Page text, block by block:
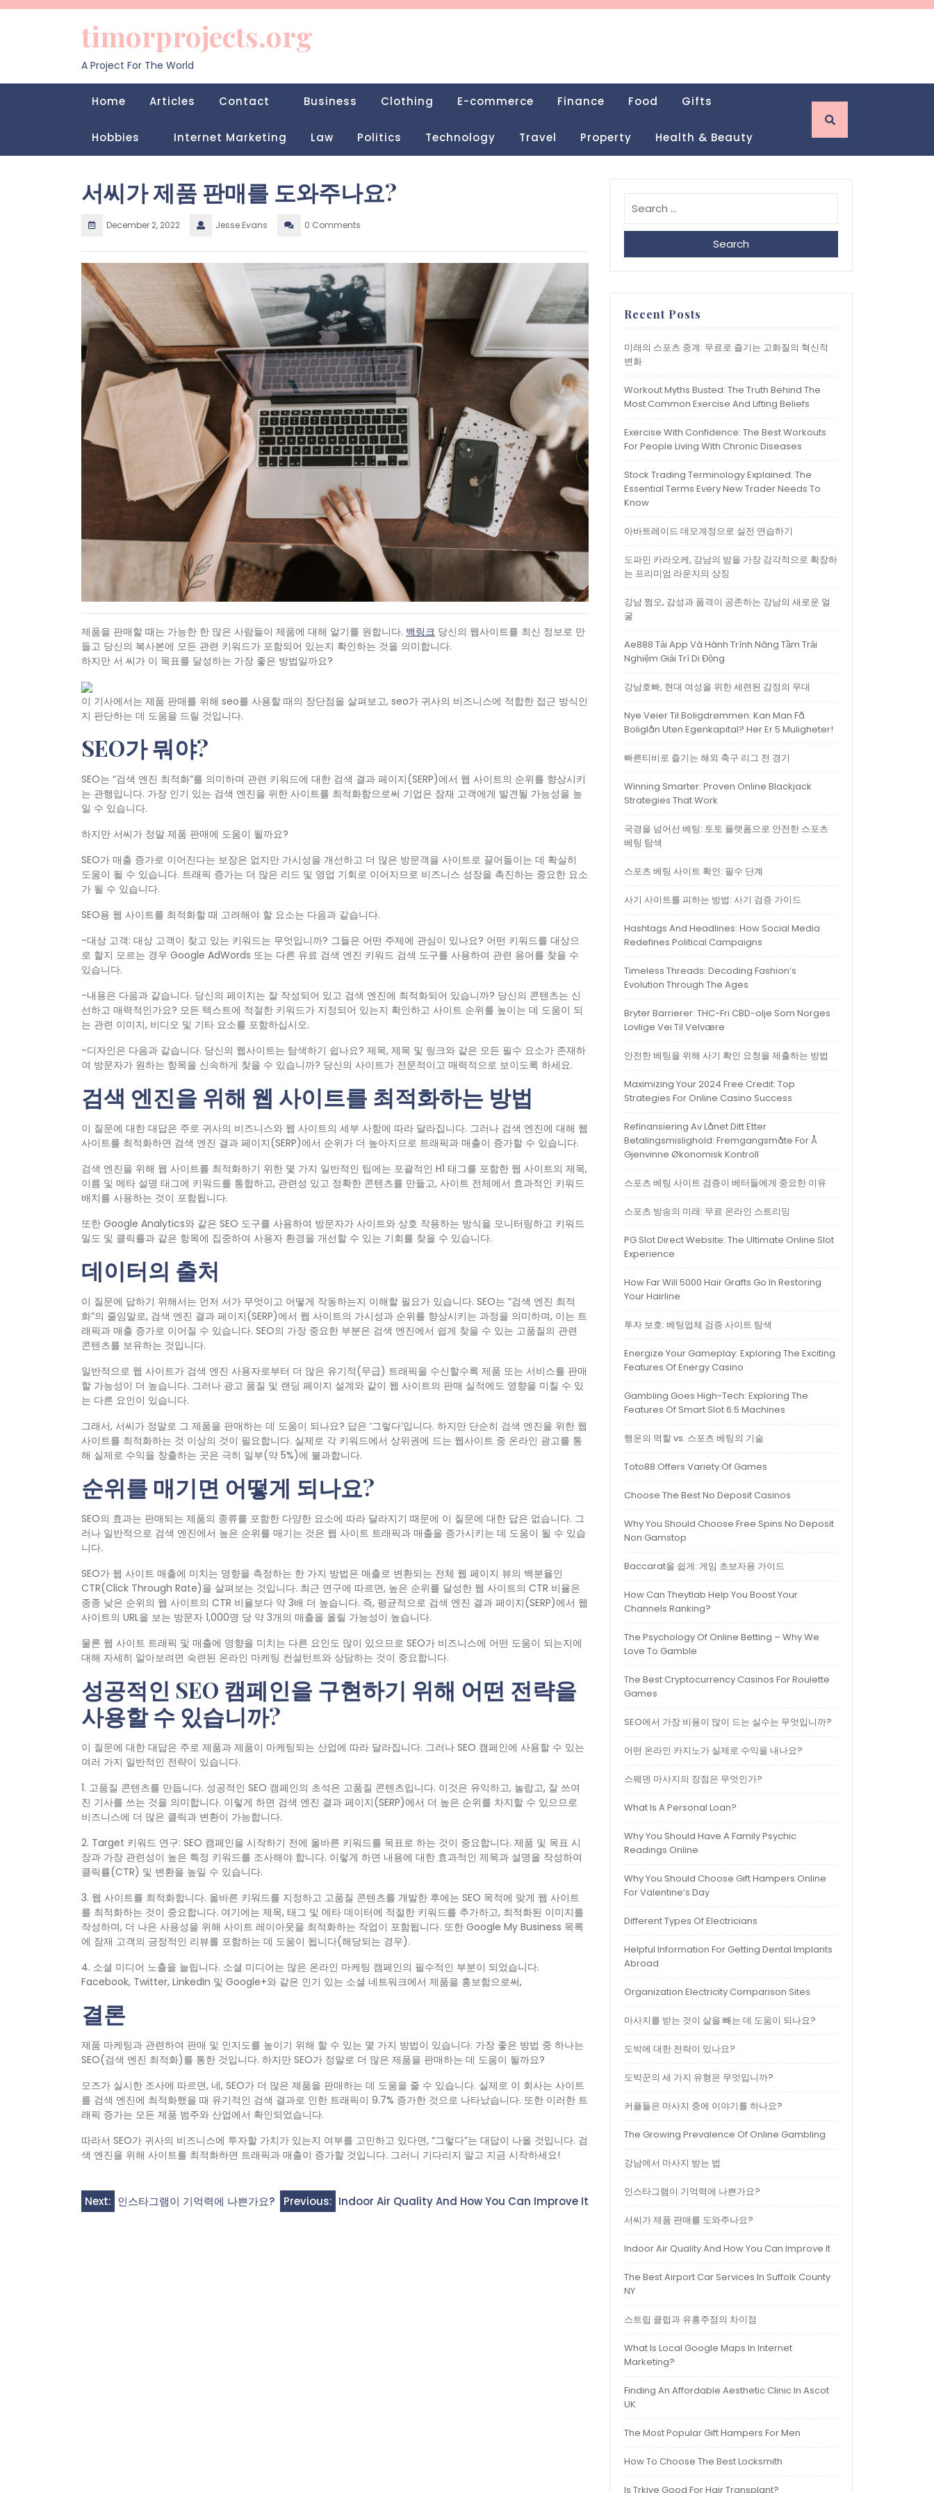
Skip
timorprojects.org
A Project For The World
Home Articles Contact Business Clothing E-commerce Finance Food Gifts
Hobbies Internet Marketing Law Politics Technology Travel Property Health & Beauty
서씨가 제품 판매를 도와주나요?
December 2, 2022 Jesse Evans 0 Comments
제품을 판매할 때는 가능한 한 많은 사람들이 제품에 대해 알기를 원합니다. 백링크 당신의 웹사이트를 최신 정보로 만
들고 당신의 복사본에 모든 관련 키워드가 포함되어 있는지 확인하는 것을 의미합니다.
하지만 서 씨가 이 목표를 달성하는 가장 좋은 방법일까요?
이 기사에서는 제품 판매를 위해 seo를 사용할 때의 장단점을 살펴보고, seo가 귀사의 비즈니스에 적합한 접근 방식인
지 판단하는 데 도움을 드릴 것입니다.
SEO가 뭐야?
SEO는 “검색 엔진 최적화”를 의미하며 관련 키워드에 대한 검색 결과 페이지(SERP)에서 웹 사이트의 순위를 향상시키
는 관행입니다. 가장 인기 있는 검색 엔진을 위한 사이트를 최적화함으로써 기업은 잠재 고객에게 발견될 가능성을 높
일 수 있습니다.
하지만 서씨가 정말 제품 판매에 도움이 될까요?
SEO가 매출 증가로 이어진다는 보장은 없지만 가시성을 개선하고 더 많은 방문객을 사이트로 끌어들이는 데 확실히
도움이 될 수 있습니다. 트래픽 증가는 더 많은 리드 및 영업 기회로 이어지므로 비즈니스 성장을 촉진하는 중요한 요소
가 될 수 있습니다.
SEO용 웹 사이트를 최적화할 때 고려해야 할 요소는 다음과 같습니다.
-대상 고객: 대상 고객이 찾고 있는 키워드는 무엇입니까? 그들은 어떤 주제에 관심이 있나요? 어떤 키워드를 대상으
로 할지 모르는 경우 Google AdWords 또는 다른 유료 검색 엔진 키워드 검색 도구를 사용하여 관련 용어를 찾을 수
있습니다.
-내용은 다음과 같습니다. 당신의 페이지는 잘 작성되어 있고 검색 엔진에 최적화되어 있습니까? 당신의 콘텐츠는 신
선하고 매력적인가요? 모든 텍스트에 적절한 키워드가 지정되어 있는지 확인하고 사이트 순위를 높이는 데 도움이 되
는 관련 이미지, 비디오 및 기타 요소를 포함하십시오.
-디자인은 다음과 같습니다. 당신의 웹사이트는 탐색하기 쉽나요? 제목, 제목 및 링크와 같은 모든 필수 요소가 존재하
여 방문자가 원하는 항목을 신속하게 찾을 수 있습니까? 당신의 사이트가 전문적이고 매력적으로 보이도록 하세요.
검색 엔진을 위해 웹 사이트를 최적화하는 방법
이 질문에 대한 대답은 주로 귀사의 비즈니스와 웹 사이트의 세부 사항에 따라 달라집니다. 그러나 검색 엔진에 대해 웹
사이트를 최적화하면 검색 엔진 결과 페이지(SERP)에서 순위가 더 높아지므로 트래픽과 매출이 증가할 수 있습니다.
검색 엔진을 위해 웹 사이트를 최적화하기 위한 몇 가지 일반적인 팁에는 포괄적인 H1 태그를 포함한 웹 사이트의 제목,
이름 및 메타 설명 태그에 키워드를 통합하고, 관련성 있고 정확한 콘텐츠를 만들고, 사이트 전체에서 효과적인 키워드
배치를 사용하는 것이 포함됩니다.
또한 Google Analytics와 같은 SEO 도구를 사용하여 방문자가 사이트와 상호 작용하는 방식을 모니터링하고 키워드
밀도 및 클릭률과 같은 항목에 집중하여 사용자 환경을 개선할 수 있는 기회를 찾을 수 있습니다.
데이터의 출처
이 질문에 답하기 위해서는 먼저 서가 무엇이고 어떻게 작동하는지 이해할 필요가 있습니다. SEO는 “검색 엔진 최적
화”의 줄임말로, 검색 엔진 결과 페이지(SERP)에서 웹 사이트의 가시성과 순위를 향상시키는 과정을 의미하며, 이는 트
래픽과 매출 증가로 이어질 수 있습니다. SEO의 가장 중요한 부분은 검색 엔진에서 쉽게 찾을 수 있는 고품질의 관련
콘텐츠를 보유하는 것입니다.
일반적으로 웹 사이트가 검색 엔진 사용자로부터 더 많은 유기적(무급) 트래픽을 수신할수록 제품 또는 서비스를 판매
할 가능성이 더 높습니다. 그러나 광고 품질 및 랜딩 페이지 설계와 같이 웹 사이트의 판매 실적에도 영향을 미칠 수 있
는 다른 요인이 있습니다.
그래서, 서씨가 정말로 그 제품을 판매하는 데 도움이 되나요? 답은 ‘그렇다’입니다. 하지만 단순히 검색 엔진을 위한 웹
사이트를 최적화하는 것 이상의 것이 필요합니다. 실제로 각 키워드에서 상위권에 드는 웹사이트 중 온라인 광고를 통
해 실제로 수익을 창출하는 곳은 극히 일부(약 5%)에 불과합니다.
순위를 매기면 어떻게 되나요?
SEO의 효과는 판매되는 제품의 종류를 포함한 다양한 요소에 따라 달라지기 때문에 이 질문에 대한 답은 없습니다. 그
러나 일반적으로 검색 엔진에서 높은 순위를 매기는 것은 웹 사이트 트래픽과 매출을 증가시키는 데 도움이 될 수 있습
니다.
SEO가 웹 사이트 매출에 미치는 영향을 측정하는 한 가지 방법은 매출로 변환되는 전체 웹 페이지 뷰의 백분율인
CTR(Click Through Rate)을 살펴보는 것입니다. 최근 연구에 따르면, 높은 순위를 달성한 웹 사이트의 CTR 비율은
종종 낮은 순위의 웹 사이트의 CTR 비율보다 약 3배 더 높습니다. 즉, 평균적으로 검색 엔진 결과 페이지(SERP)에서 웹
사이트의 URL을 보는 방문자 1,000명 당 약 3개의 매출을 올릴 가능성이 높습니다.
물론 웹 사이트 트래픽 및 매출에 영향을 미치는 다른 요인도 많이 있으므로 SEO가 비즈니스에 어떤 도움이 되는지에
대해 자세히 알아보려면 숙련된 온라인 마케팅 컨설턴트와 상담하는 것이 중요합니다.
성공적인 SEO 캠페인을 구현하기 위해 어떤 전략을
사용할 수 있습니까?
이 질문에 대한 대답은 주로 제품과 제품이 마케팅되는 산업에 따라 달라집니다. 그러나 SEO 캠페인에 사용할 수 있는
여러 가지 일반적인 전략이 있습니다.
1. 고품질 콘텐츠를 만듭니다. 성공적인 SEO 캠페인의 초석은 고품질 콘텐츠입니다. 이것은 유익하고, 놀랍고, 잘 쓰여
진 기사를 쓰는 것을 의미합니다. 이렇게 하면 검색 엔진 결과 페이지(SERP)에서 더 높은 순위를 차지할 수 있으므로
비즈니스에 더 많은 클릭과 변환이 가능합니다.
2. Target 키워드 연구: SEO 캠페인을 시작하기 전에 올바른 키워드를 목표로 하는 것이 중요합니다. 제품 및 목표 시
장과 가장 관련성이 높은 특정 키워드를 조사해야 합니다. 이렇게 하면 내용에 대한 효과적인 제목과 설명을 작성하여
클릭률(CTR) 및 변환을 높일 수 있습니다.
3. 웹 사이트를 최적화합니다. 올바른 키워드를 지정하고 고품질 콘텐츠를 개발한 후에는 SEO 목적에 맞게 웹 사이트
를 최적화하는 것이 중요합니다. 여기에는 제목, 태그 및 메타 데이터에 적절한 키워드를 추가하고, 최적화된 이미지를
작성하며, 더 나은 사용성을 위해 사이트 레이아웃을 최적화하는 작업이 포함됩니다. 또한 Google My Business 목록
에 잠재 고객의 긍정적인 리뷰를 포함하는 데 도움이 됩니다(해당되는 경우).
4. 소셜 미디어 노출을 늘립니다. 소셜 미디어는 많은 온라인 마케팅 캠페인의 필수적인 부분이 되었습니다.
Facebook, Twitter, LinkedIn 및 Google+와 같은 인기 있는 소셜 네트워크에서 제품을 홍보함으로써,
결론
제품 마케팅과 관련하여 판매 및 인지도를 높이기 위해 할 수 있는 몇 가지 방법이 있습니다. 가장 좋은 방법 중 하나는
SEO(검색 엔진 최적화)를 통한 것입니다. 하지만 SEO가 정말로 더 많은 제품을 판매하는 데 도움이 될까요?
모즈가 실시한 조사에 따르면, 네, SEO가 더 많은 제품을 판매하는 데 도움을 줄 수 있습니다. 실제로 이 회사는 사이트
를 검색 엔진에 최적화했을 때 유기적인 검색 결과로 인한 트래픽이 9.7% 증가한 것으로 나타났습니다. 또한 이러한 트
래픽 증가는 모든 제품 범주와 산업에서 확인되었습니다.
따라서 SEO가 귀사의 비즈니스에 투자할 가치가 있는지 여부를 고민하고 있다면, “그렇다”는 대답이 나올 것입니다. 검
색 엔진을 위해 사이트를 최적화하면 트래픽과 매출이 증가할 것입니다. 그러니 기다리지 말고 지금 시작하세요!
Post
Previous: Indoor Air Quality And How You Can Improve It
Next: 인스타그램이 기억력에 나쁜가요?
Search
Recent Posts
미래의 스포츠 중계: 무료로 즐기는 고화질의 혁신적
변화
Workout Myths Busted: The Truth Behind The
Most Common Exercise And Lifting Beliefs
Exercise With Confidence: The Best Workouts
For People Living With Chronic Diseases
Stock Trading Terminology Explained: The
Essential Terms Every New Trader Needs To
Know
아바트레이드 데모계정으로 실전 연습하기
도파민 카라오케, 강남의 밤을 가장 감각적으로 확장하
는 프리미엄 라운지의 상징
강남 쩜오, 감성과 품격이 공존하는 강남의 새로운 얼
굴
Ae888 Tải App Và Hành Trình Nâng Tầm Trải
Nghiệm Giải Trí Di Động
강남호빠, 현대 여성을 위한 세련된 감정의 무대
Nye Veier Til Boligdrømmen: Kan Man Få
Boliglån Uten Egenkapital? Her Er 5 Muligheter!
빠른티비로 즐기는 해외 축구 리그 전 경기
Winning Smarter: Proven Online Blackjack
Strategies That Work
국경을 넘어선 베팅: 토토 플랫폼으로 안전한 스포츠
베팅 탐색
스포츠 베팅 사이트 확인: 필수 단계
사기 사이트를 피하는 방법: 사기 검증 가이드
Hashtags And Headlines: How Social Media
Redefines Political Campaigns
Timeless Threads: Decoding Fashion’s
Evolution Through The Ages
Bryter Barrierer: THC-Fri CBD-olje Som Norges
Lovlige Vei Til Velvære
안전한 베팅을 위해 사기 확인 요청을 제출하는 방법
Maximizing Your 2024 Free Credit: Top
Strategies For Online Casino Success
Refinansiering Av Lånet Ditt Etter
Betalingsmislighold: Fremgangsmåte For Å
Gjenvinne Økonomisk Kontroll
스포츠 베팅 사이트 검증이 베터들에게 중요한 이유
스포츠 방송의 미래: 무료 온라인 스트리밍
PG Slot Direct Website: The Ultimate Online Slot
Experience
How Far Will 5000 Hair Grafts Go In Restoring
Your Hairline
투자 보호: 베팅업체 검증 사이트 탐색
Energize Your Gameplay: Exploring The Exciting
Features Of Energy Casino
Gambling Goes High-Tech: Exploring The
Features Of Smart Slot 6.5 Machines
행운의 역할 vs. 스포츠 베팅의 기술
Toto88 Offers Variety Of Games
Choose The Best No Deposit Casinos
Why You Should Choose Free Spins No Deposit
Non Gamstop
Baccarat을 쉽게: 게임 초보자용 가이드
How Can Theytlab Help You Boost Your
Channels Ranking?
The Psychology Of Online Betting – Why We
Love To Gamble
The Best Cryptocurrency Casinos For Roulette
Games
SEO에서 가장 비용이 많이 드는 실수는 무엇입니까?
어떤 온라인 카지노가 실제로 수익을 내나요?
스웨덴 마사지의 장점은 무엇인가?
What Is A Personal Loan?
Why You Should Have A Family Psychic
Readings Online
Why You Should Choose Gift Hampers Online
For Valentine’s Day
Different Types Of Electricians
Helpful Information For Getting Dental Implants
Abroad
Organization Electricity Comparison Sites
마사지를 받는 것이 살을 빼는 데 도움이 되나요?
도박에 대한 전략이 있나요?
도박꾼의 세 가지 유형은 무엇입니까?
커플들은 마사지 중에 이야기를 하나요?
The Growing Prevalence Of Online Gambling
강남에서 마사지 받는 법
인스타그램이 기억력에 나쁜가요?
서씨가 제품 판매를 도와주나요?
Indoor Air Quality And How You Can Improve It
The Best Airport Car Services In Suffolk County
NY
스트립 클럽과 유흥주점의 차이점
What Is Local Google Maps In Internet
Marketing?
Finding An Affordable Aesthetic Clinic In Ascot
UK
The Most Popular Gift Hampers For Men
How To Choose The Best Locksmith
Is Trkiye Good For Hair Transplant?